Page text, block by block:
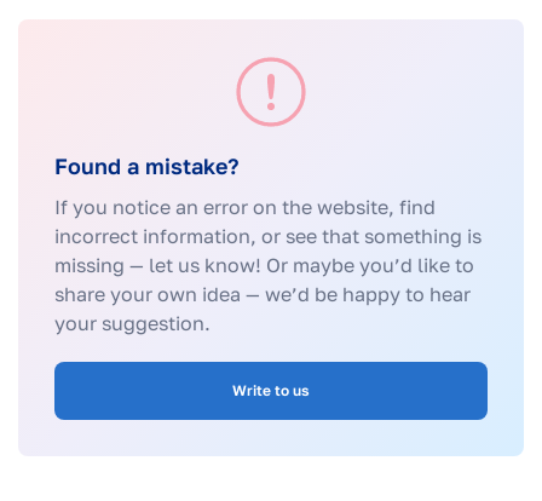
Found a mistake?
If you notice an error on the website, find
incorrect information, or see that something is
missing — let us know! Or maybe you’d like to
share your own idea — we’d be happy to hear
your suggestion.
Write to us